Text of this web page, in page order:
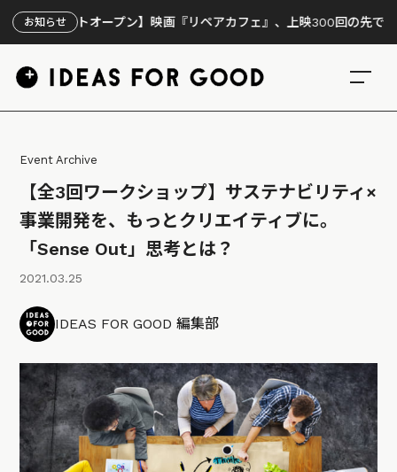
お知らせ
イトオープン】映画『リペアカフェ』、上映300回の先で見えてきた
Event Archive
【全3回ワークショップ】サステナビリティ×
事業開発を、もっとクリエイティブに。
「Sense Out」思考とは？
2021.03.25
IDEAS FOR GOOD 編集部